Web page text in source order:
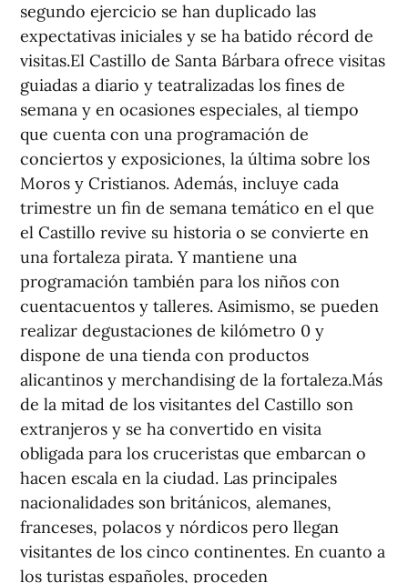
segundo ejercicio se han duplicado las
expectativas iniciales y se ha batido récord de
visitas.El Castillo de Santa Bárbara ofrece visitas
guiadas a diario y teatralizadas los fines de
semana y en ocasiones especiales, al tiempo
que cuenta con una programación de
conciertos y exposiciones, la última sobre los
Moros y Cristianos. Además, incluye cada
trimestre un fin de semana temático en el que
el Castillo revive su historia o se convierte en
una fortaleza pirata. Y mantiene una
programación también para los niños con
cuentacuentos y talleres. Asimismo, se pueden
realizar degustaciones de kilómetro 0 y
dispone de una tienda con productos
alicantinos y merchandising de la fortaleza.Más
de la mitad de los visitantes del Castillo son
extranjeros y se ha convertido en visita
obligada para los cruceristas que embarcan o
hacen escala en la ciudad. Las principales
nacionalidades son británicos, alemanes,
franceses, polacos y nórdicos pero llegan
visitantes de los cinco continentes. En cuanto a
los turistas españoles, proceden